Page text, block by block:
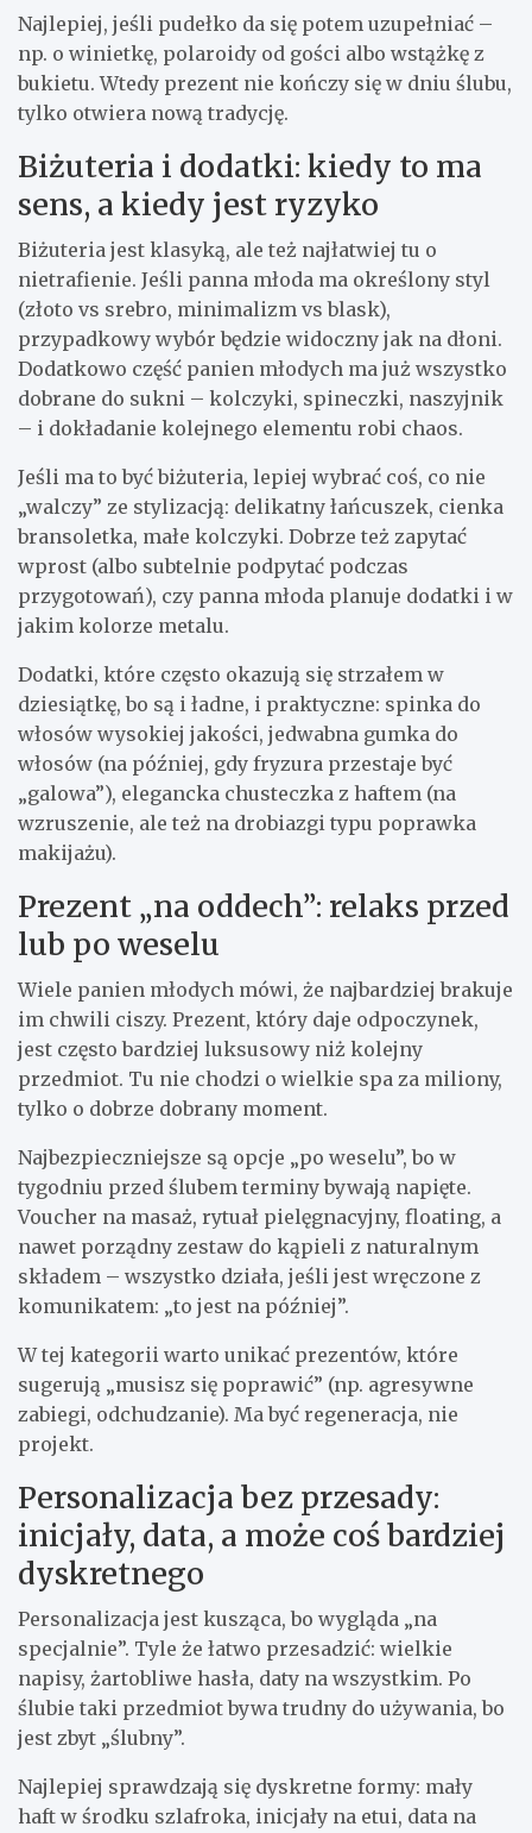
Najlepiej, jeśli pudełko da się potem uzupełniać –
np. o winietkę, polaroidy od gości albo wstążkę z
bukietu. Wtedy prezent nie kończy się w dniu ślubu,
tylko otwiera nową tradycję.
Biżuteria i dodatki: kiedy to ma
sens, a kiedy jest ryzyko
Biżuteria jest klasyką, ale też najłatwiej tu o
nietrafienie. Jeśli panna młoda ma określony styl
(złoto vs srebro, minimalizm vs blask),
przypadkowy wybór będzie widoczny jak na dłoni.
Dodatkowo część panien młodych ma już wszystko
dobrane do sukni – kolczyki, spineczki, naszyjnik
– i dokładanie kolejnego elementu robi chaos.
Jeśli ma to być biżuteria, lepiej wybrać coś, co nie
„walczy” ze stylizacją: delikatny łańcuszek, cienka
bransoletka, małe kolczyki. Dobrze też zapytać
wprost (albo subtelnie podpytać podczas
przygotowań), czy panna młoda planuje dodatki i w
jakim kolorze metalu.
Dodatki, które często okazują się strzałem w
dziesiątkę, bo są i ładne, i praktyczne: spinka do
włosów wysokiej jakości, jedwabna gumka do
włosów (na później, gdy fryzura przestaje być
„galowa”), elegancka chusteczka z haftem (na
wzruszenie, ale też na drobiazgi typu poprawka
makijażu).
Prezent „na oddech”: relaks przed
lub po weselu
Wiele panien młodych mówi, że najbardziej brakuje
im chwili ciszy. Prezent, który daje odpoczynek,
jest często bardziej luksusowy niż kolejny
przedmiot. Tu nie chodzi o wielkie spa za miliony,
tylko o dobrze dobrany moment.
Najbezpieczniejsze są opcje „po weselu”, bo w
tygodniu przed ślubem terminy bywają napięte.
Voucher na masaż, rytuał pielęgnacyjny, floating, a
nawet porządny zestaw do kąpieli z naturalnym
składem – wszystko działa, jeśli jest wręczone z
komunikatem: „to jest na później”.
W tej kategorii warto unikać prezentów, które
sugerują „musisz się poprawić” (np. agresywne
zabiegi, odchudzanie). Ma być regeneracja, nie
projekt.
Personalizacja bez przesady:
inicjały, data, a może coś bardziej
dyskretnego
Personalizacja jest kusząca, bo wygląda „na
specjalnie”. Tyle że łatwo przesadzić: wielkie
napisy, żartobliwe hasła, daty na wszystkim. Po
ślubie taki przedmiot bywa trudny do używania, bo
jest zbyt „ślubny”.
Najlepiej sprawdzają się dyskretne formy: mały
haft w środku szlafroka, inicjały na etui, data na